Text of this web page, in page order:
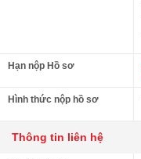
Hạn nộp Hồ sơ
Hình thức nộp hồ sơ
Thông tin liên hệ